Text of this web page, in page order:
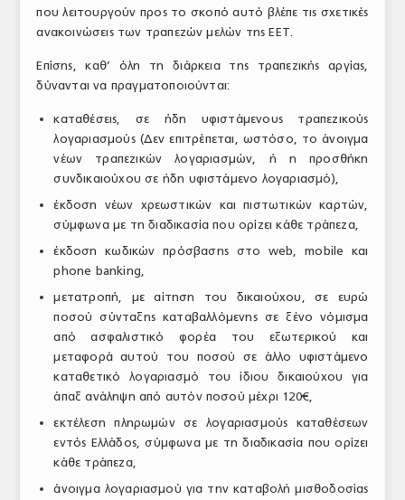
που λειτουργούν προς το σκοπό αυτό βλέπε τις σχετικές
ανακοινώσεις των τραπεζών μελών της ΕΕΤ.
Επίσης, καθ’ όλη τη διάρκεια της τραπεζικής αργίας,
δύνανται να πραγματοποιούνται:
καταθέσεις, σε ήδη υφιστάμενους τραπεζικούς
λογαριασμούς (Δεν επιτρέπεται, ωστόσο, το άνοιγμα
νέων τραπεζικών λογαριασμών, ή η προσθήκη
συνδικαιούχου σε ήδη υφιστάμενο λογαριασμό),
έκδοση νέων χρεωστικών και πιστωτικών καρτών,
σύμφωνα με τη διαδικασία που ορίζει κάθε τράπεζα,
έκδοση κωδικών πρόσβασης στο web, mobile και
phone banking,
μετατροπή, με αίτηση του δικαιούχου, σε ευρώ
ποσού σύνταξης καταβαλλόμενης σε ξένο νόμισμα
από ασφαλιστικό φορέα του εξωτερικού και
μεταφορά αυτού του ποσού σε άλλο υφιστάμενο
καταθετικό λογαριασμό του ίδιου δικαιούχου για
άπαξ ανάληψη από αυτόν ποσού μέχρι 120€,
εκτέλεση πληρωμών σε λογαριασμούς καταθέσεων
εντός Ελλάδος, σύμφωνα με τη διαδικασία που ορίζει
κάθε τράπεζα,
άνοιγμα λογαριασμού για την καταβολή μισθοδοσίας